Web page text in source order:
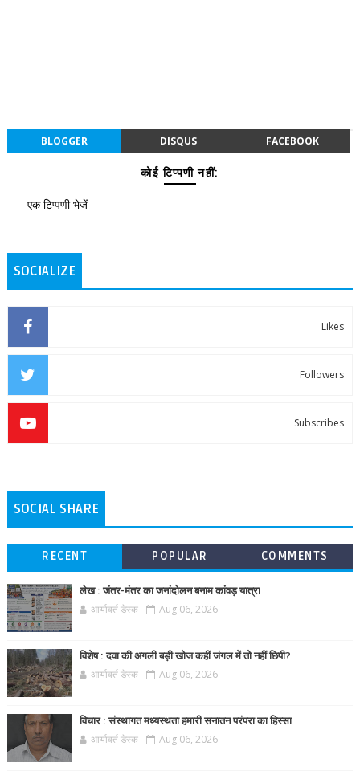
BLOGGER DISQUS FACEBOOK
कोई टिप्पणी नहीं:
एक टिप्पणी भेजें
SOCIALIZE
Likes
Followers
Subscribes
SOCIAL SHARE
RECENT POPULAR COMMENTS
लेख : जंतर-मंतर का जनांदोलन बनाम कांवड़ यात्रा
आर्यावर्त डेस्क Aug 06, 2026
विशेष : दवा की अगली बड़ी खोज कहीं जंगल में तो नहीं छिपी?
आर्यावर्त डेस्क Aug 06, 2026
विचार : संस्थागत मध्यस्थता हमारी सनातन परंपरा का हिस्सा
आर्यावर्त डेस्क Aug 06, 2026